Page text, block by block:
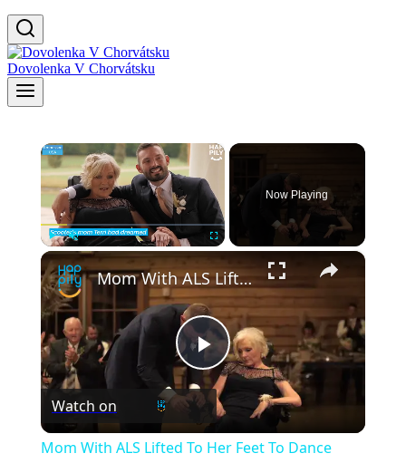
Dovolenka V Chorvátsku
×
Unmute
Now Playing
×
Play
Video
Mom With ALS Lifted To Her Feet To Dance With Son On Wedding Day | Happily TV
Watch on
Mom With ALS Lifted To Her Feet To Dance